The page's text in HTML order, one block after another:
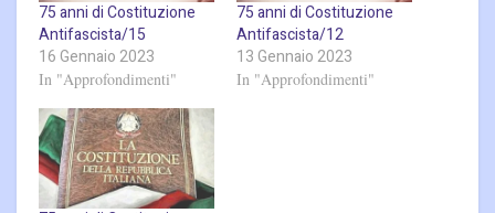
75 anni di Costituzione
Antifascista/15
16 Gennaio 2023
In "Approfondimenti"
75 anni di Costituzione
Antifascista/12
13 Gennaio 2023
In "Approfondimenti"